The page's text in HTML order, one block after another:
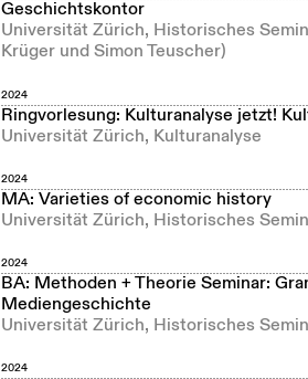
Geschichtskontor
Universität Zürich, Historisches
Krüger und Simon Teuscher)
2024
Ringvorlesung: Kulturanalyse jetzt!
Universität Zürich, Kulturanalyse
2024
MA: Varieties of economic history
Universität Zürich, Historisches
2024
BA: Methoden + Theorie Seminar:
Mediengeschichte
Universität Zürich, Historisches
2024